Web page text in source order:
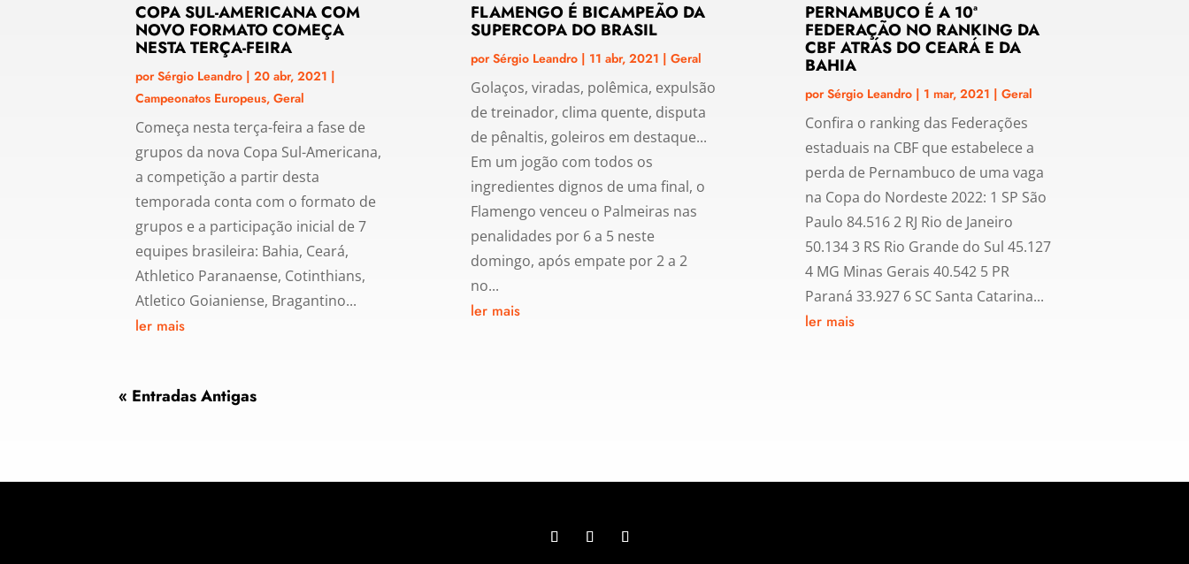
COPA SUL-AMERICANA COM
NOVO FORMATO COMEÇA
NESTA TERÇA-FEIRA
porSérgio Leandro |20 abr, 2021 |
Campeonatos Europeus,Geral
Começa nesta terça-feira a fase de
grupos da nova Copa Sul-Americana,
a competição a partir desta
temporada conta com o formato de
grupos e a participação inicial de 7
equipes brasileira: Bahia, Ceará,
Athletico Paranaense, Cotinthians,
Atletico Goianiense, Bragantino...
ler mais
FLAMENGO É BICAMPEÃO DA
SUPERCOPA DO BRASIL
porSérgio Leandro| 11 abr, 2021 | Geral
Golaços, viradas, polêmica, expulsão
de treinador, clima quente, disputa
de pênaltis, goleiros em destaque...
Em um jogão com todos os
ingredientes dignos de uma final, o
Flamengo venceu o Palmeiras nas
penalidades por 6 a 5 neste
domingo, após empate por 2 a 2
no...
ler mais
PERNAMBUCO É A 10ª
FEDERAÇÃO NO RANKING DA
CBF ATRÁS DO CEARÁ E DA
BAHIA
porSérgio Leandro| 1 mar, 2021 | Geral
Confira o ranking das Federações
estaduais na CBF que estabelece a
perda de Pernambuco de uma vaga
na Copa do Nordeste 2022: 1 SP São
Paulo 84.516 2 RJ Rio de Janeiro
50.134 3 RS Rio Grande do Sul 45.127
4 MG Minas Gerais 40.542 5 PR
Paraná 33.927 6 SC Santa Catarina...
ler mais
« Entradas Antigas